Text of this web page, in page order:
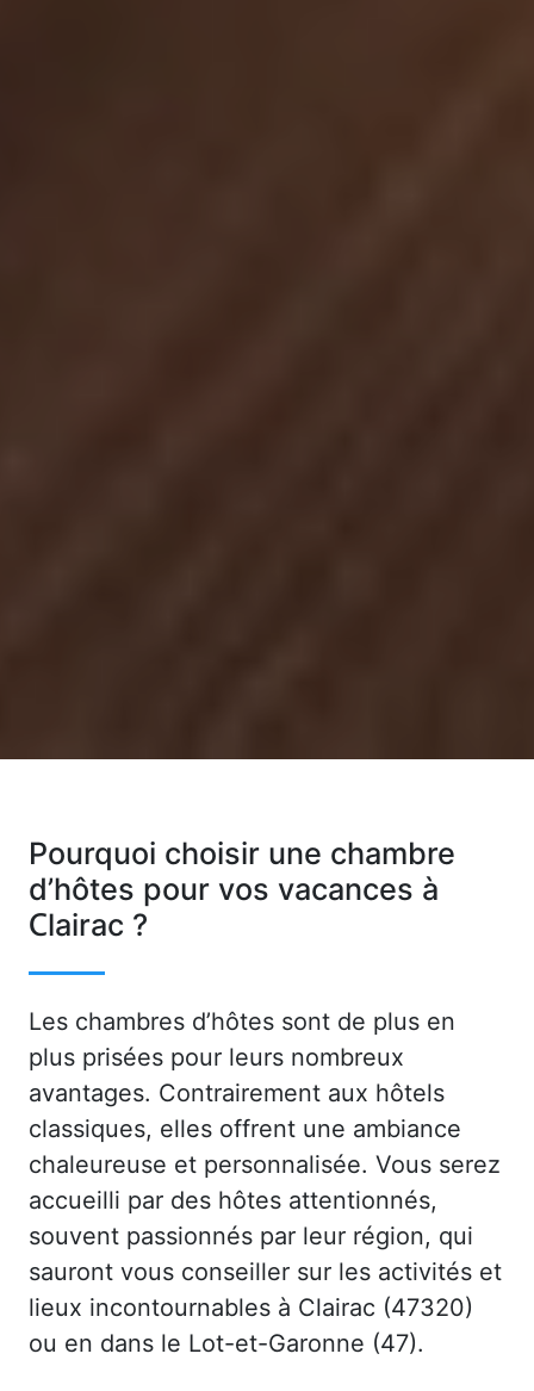
Pourquoi choisir une chambre
d’hôtes pour vos vacances à
Clairac ?
Les chambres d’hôtes sont de plus en
plus prisées pour leurs nombreux
avantages. Contrairement aux hôtels
classiques, elles offrent une ambiance
chaleureuse et personnalisée. Vous serez
accueilli par des hôtes attentionnés,
souvent passionnés par leur région, qui
sauront vous conseiller sur les activités et
lieux incontournables à Clairac (47320)
ou en dans le Lot-et-Garonne (47).